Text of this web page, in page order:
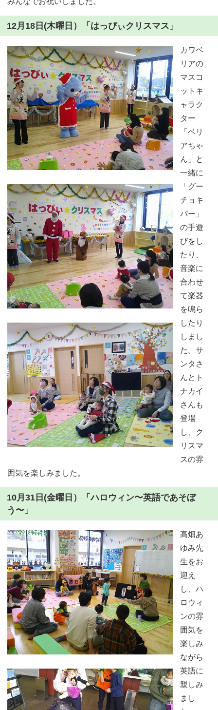
12月18日(木曜日）「はっぴぃクリスマス」
カワベ
リアの
マスコ
ットキ
ャラク
ター
「ベリ
アちゃ
ん」と
一緒に
「グー
チョキ
パー」
の手遊
びをし
たり、
音楽に
合わせ
て楽器
を鳴ら
したり
しまし
た。サ
ンタさ
んとト
ナカイ
さんも
登場
し、ク
リスマ
スの雰
囲気を楽しみました。
10月31日(金曜日）「ハロウィン〜英語であそぼ
う〜」
高畑あ
ゆみ先
生をお
迎え
し、ハ
ロウィ
ンの雰
囲気を
楽しみ
ながら
英語に
親しみ
まし